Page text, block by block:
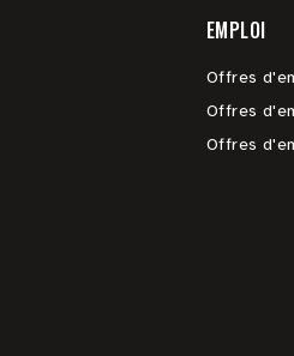
EMPLOI
Offres
Offres
Offres